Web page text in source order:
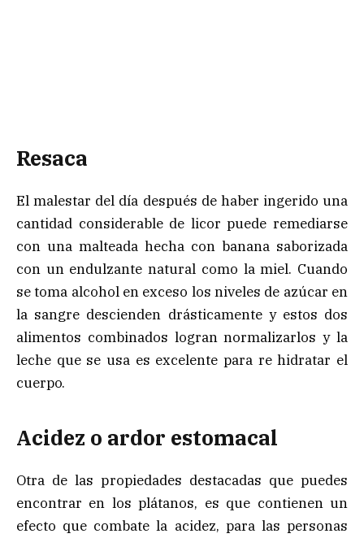
Resaca
El malestar del día después de haber ingerido una
cantidad considerable de licor puede remediarse
con una malteada hecha con banana saborizada
con un endulzante natural como la miel. Cuando
se toma alcohol en exceso los niveles de azúcar en
la sangre descienden drásticamente y estos dos
alimentos combinados logran normalizarlos y la
leche que se usa es excelente para re hidratar el
cuerpo.
Acidez o ardor estomacal
Otra de las propiedades destacadas que puedes
encontrar en los plátanos, es que contienen un
efecto que combate la acidez, para las personas